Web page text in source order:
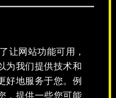
让网站功能可用，
为我们提供技术和
好地服务于您。例
，提供一些您可能